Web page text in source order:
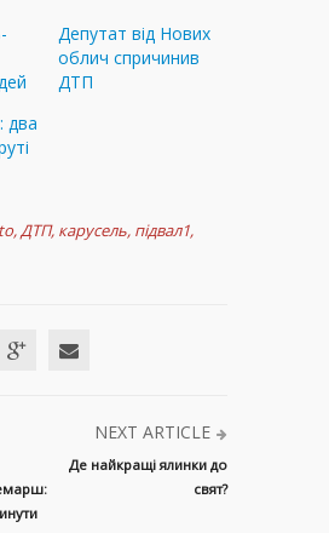
Депутат від Нових
облич спричинив
ДТП
два
,ДТП, карусель, підвал1,
NEXT ARTICLE
Де найкращі ялинки до
свят?